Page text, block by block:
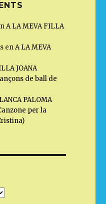
A LA MEVA FILLA
enA LA MEVA
JOANA
de ball de
PALOMA
per la